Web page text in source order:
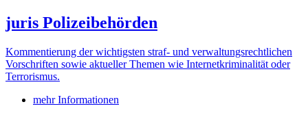
juris Polizeibehörden
Kommentierung der wichtigsten straf- und verwaltungsrechtlichen
Vorschriften sowie aktueller Themen wie Internetkriminalität oder
Terrorismus.
mehr Informationen